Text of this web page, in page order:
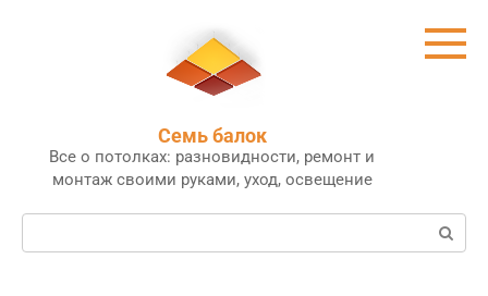
Семь балок
Все о потолках: разновидности, ремонт и
монтаж своими руками, уход, освещение
Поиск: